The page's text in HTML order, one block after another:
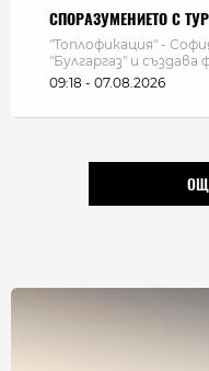
СПОРАЗУМЕНИЕТО С
"Топлофикация" -
"Булгаргаз" и създава
09:18 - 07.08.2026